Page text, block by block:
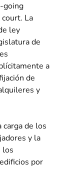
going
La
ley
de
a
de
y
carga de los
y la
los
por